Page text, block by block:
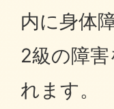
内に身体
2級の障
れます。